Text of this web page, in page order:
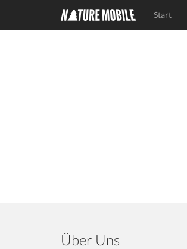
Start
Über Uns